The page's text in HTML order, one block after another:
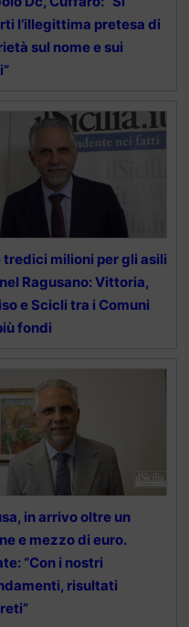
l’illegittima pretesa di
sul nome e sui
tredici milioni per gli asili
Ragusano: Vittoria,
e Scicli tra i Comuni
fondi
in arrivo oltre un
e mezzo di euro.
“Con i nostri
risultati